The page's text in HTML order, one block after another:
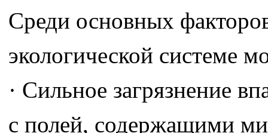
Среди основных
экологической системе
· Сильное загрязнение
с полей, содержащими